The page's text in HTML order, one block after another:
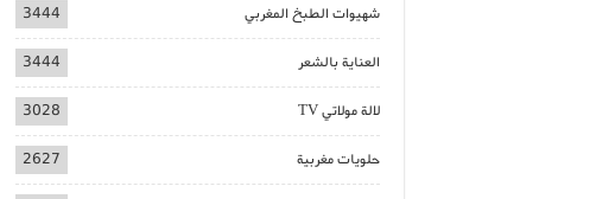
شهيوات الطبخ المغربي 3444
العناية بالشعر 3444
لالة مولاتي TV 3028
حلويات مغربية 2627